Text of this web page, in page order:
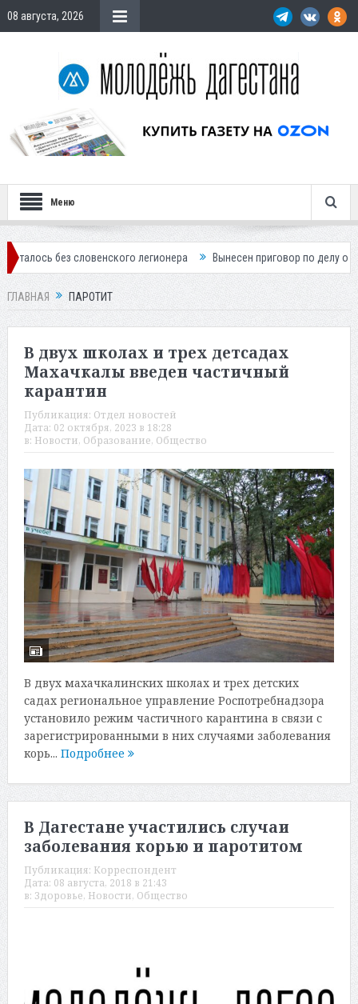
08 августа, 2026
Меню
словенского легионера Вынесен приговор по делу о
ГЛАВНАЯ ПАРОТИТ
В двух школах и трех детсадах
Махачкалы введен частичный
карантин
Публикация: Отдел новостей
Дата: 02 октября, 2023 в 18:28
в: Новости, Образование, Общество
В двух махачкалинских школах и трех детских
садах региональное управление Роспотребнадзора
установило режим частичного карантина в связи с
зарегистрированными в них случаями заболевания
корь... Подробнее
В Дагестане участились случаи
заболевания корью и паротитом
Публикация: Корреспондент
Дата: 08 августа, 2018 в 21:43
в: Здоровье, Новости, Общество